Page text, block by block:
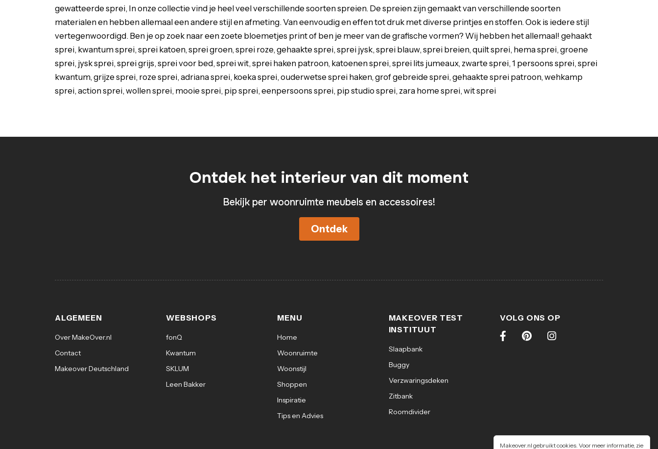
gewatteerde sprei, In onze collectie vind je heel veel verschillende soorten spreien. De spreien zijn gemaakt van verschillende soorten
materialen en hebben allemaal een andere stijl en afmeting. Van eenvoudig en effen tot druk met diverse printjes en stoffen. Ook is iedere stijl
vertegenwoordigd. Ben je op zoek naar een zoete bloemetjes print of ben je meer van de grafische vormen? Wij hebben het allemaal! gehaakt
sprei, kwantum sprei, sprei katoen, sprei groen, sprei roze, gehaakte sprei, sprei jysk, sprei blauw, sprei breien, quilt sprei, hema sprei, groene
sprei, jysk sprei, sprei grijs, sprei voor bed, sprei wit, sprei haken patroon, katoenen sprei, sprei lits jumeaux, zwarte sprei, 1 persoons sprei, sprei
kwantum, grijze sprei, roze sprei, adriana sprei, koeka sprei, ouderwetse sprei haken, grof gebreide sprei, gehaakte sprei patroon, wehkamp
sprei, action sprei, wollen sprei, mooie sprei, pip sprei, eenpersoons sprei, pip studio sprei, zara home sprei, wit sprei
Makeover.nl gebruikt cookies. Voor meer informatie, zie
Ontdek het interieur van dit moment
Bekijk per woonruimte meubels en accessoires!
Ontdek
ALGEMEEN
Over MakeOver.nl
Contact
Makeover Deutschland
WEBSHOPS
fonQ
Kwantum
SKLUM
Leen Bakker
MENU
Home
Woonruimte
Woonstijl
Shoppen
Inspiratie
Tips en Advies
MAKEOVER TEST
INSTITUUT
Slaapbank
Buggy
Verzwaringsdeken
Zitbank
Roomdivider
VOLG ONS OP